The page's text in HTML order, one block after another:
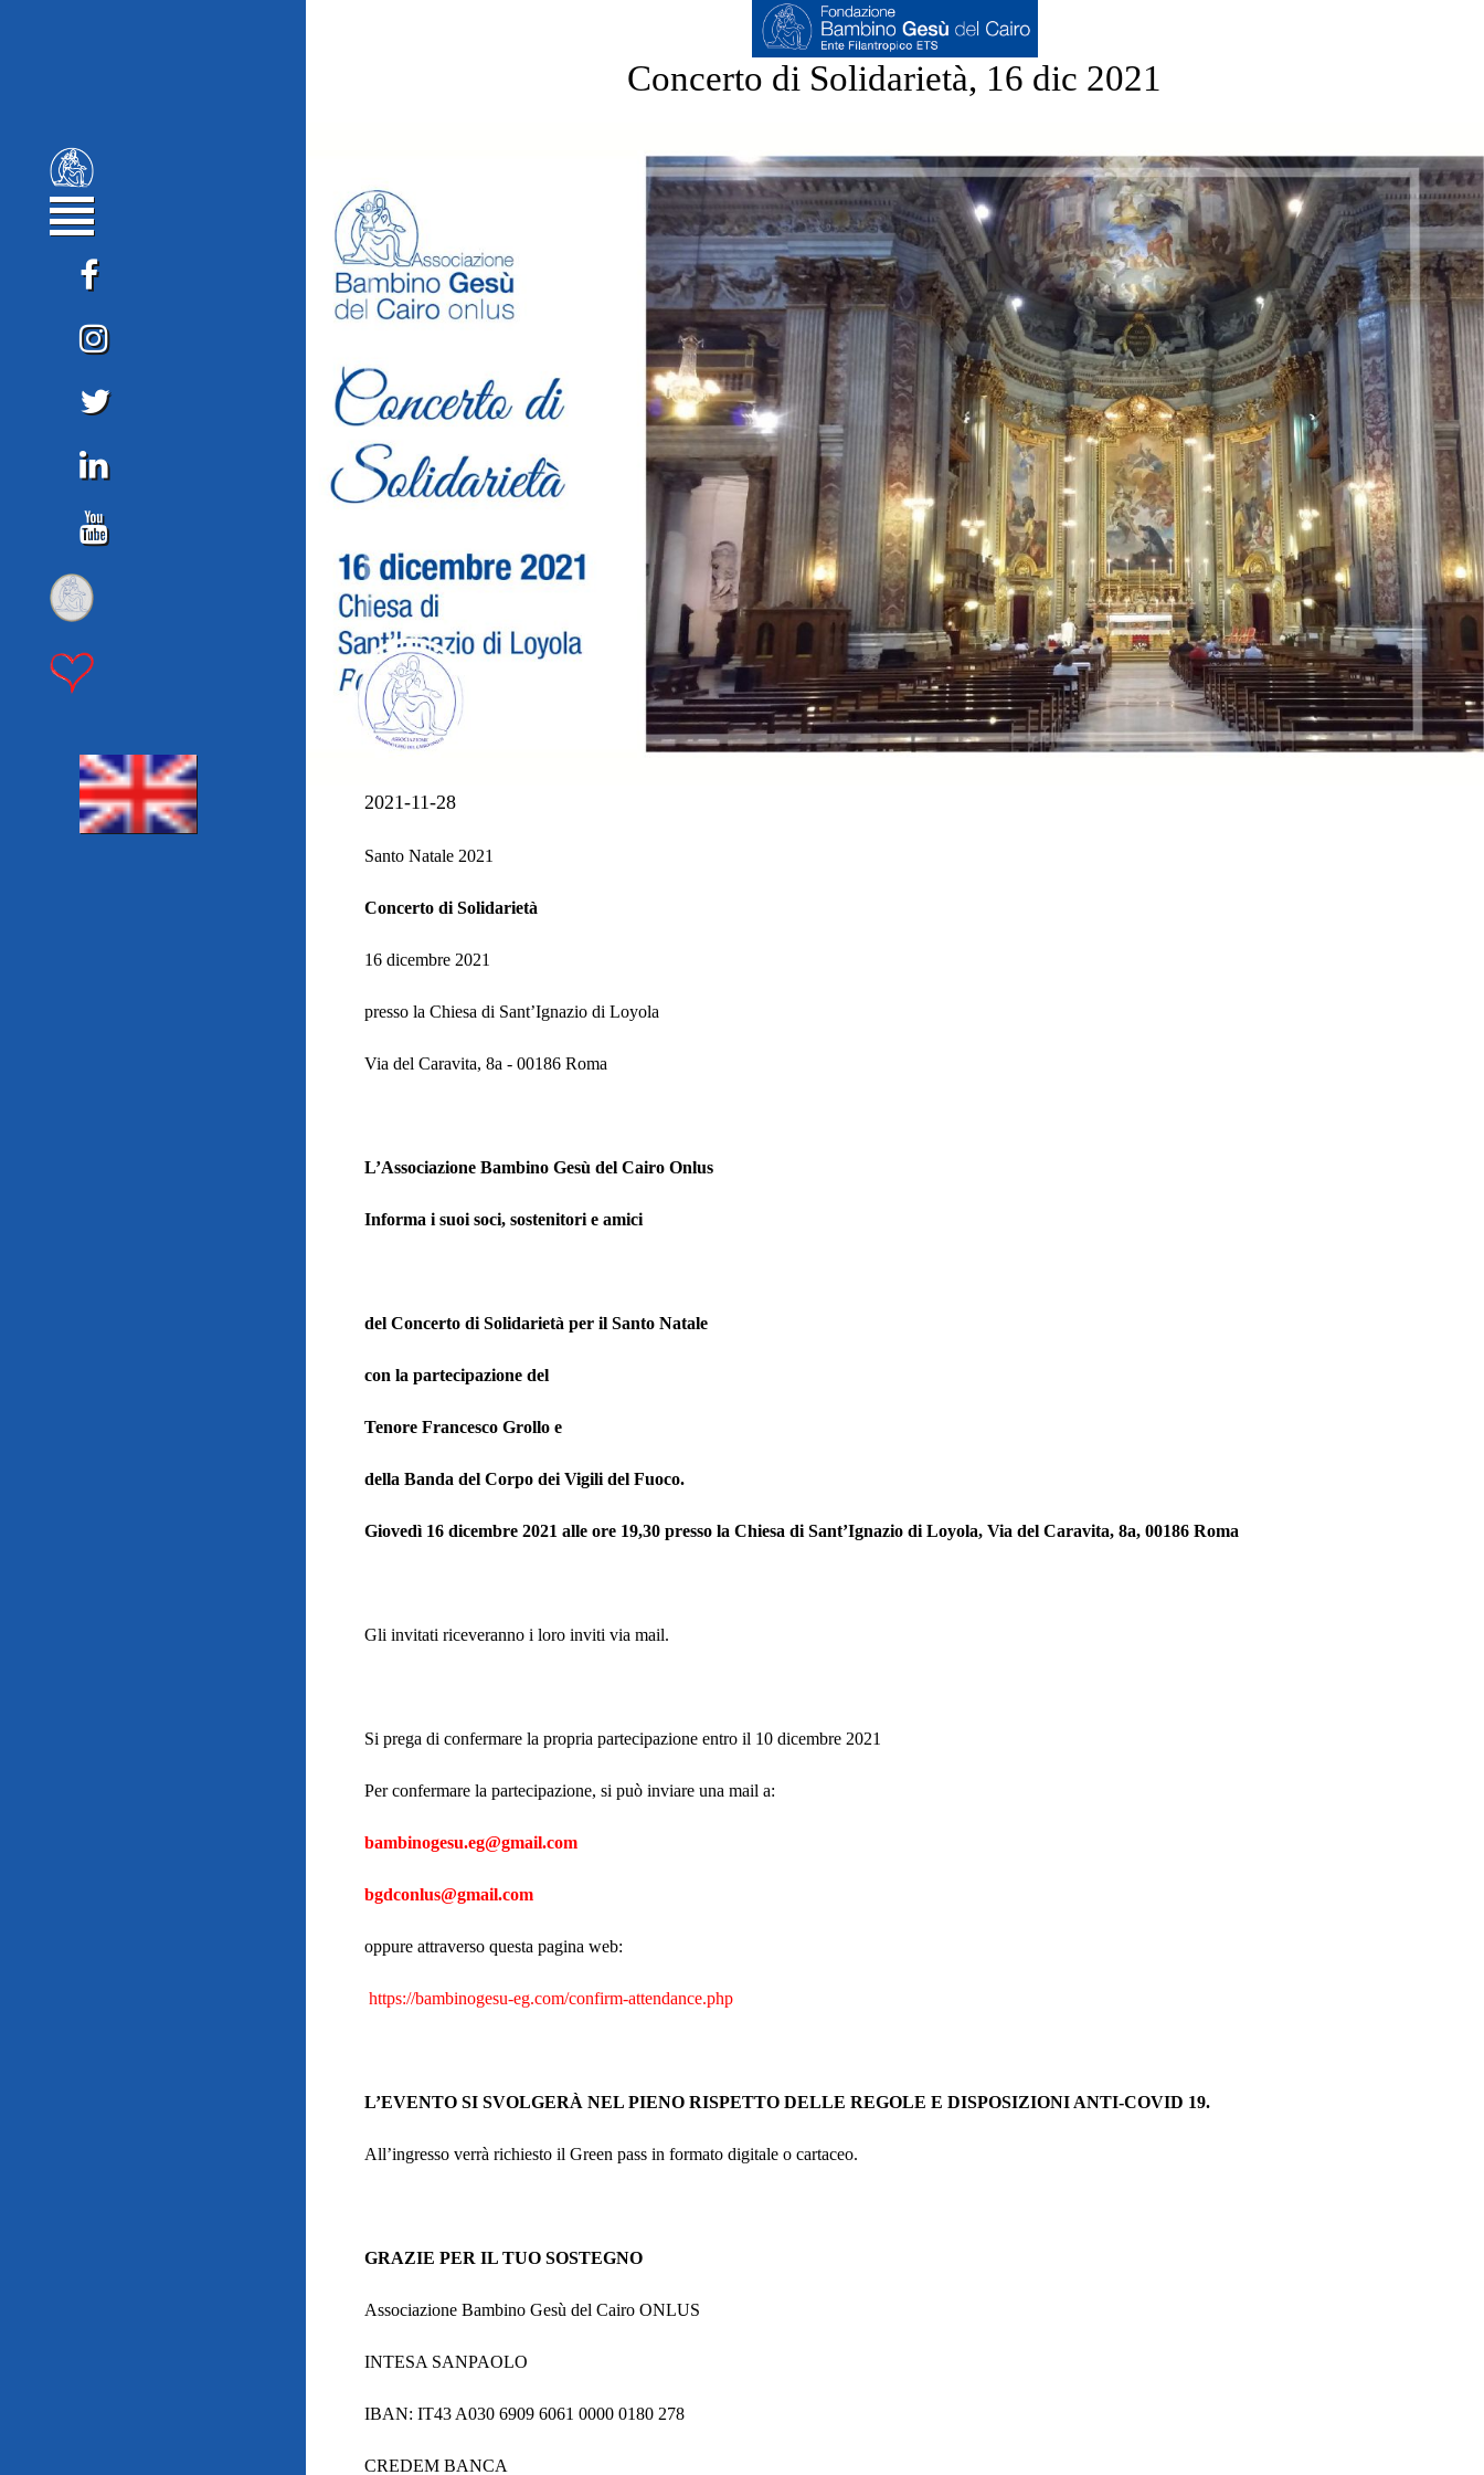
Concerto di Solidarietà, 16 dic 2021
2021-11-28
Santo Natale 2021
Concerto di Solidarietà
16 dicembre 2021
presso la Chiesa di Sant’Ignazio di Loyola
Via del Caravita, 8a - 00186 Roma
L’Associazione Bambino Gesù del Cairo Onlus
Informa i suoi soci, sostenitori e amici
del Concerto di Solidarietà per il Santo Natale
con la partecipazione del
Tenore Francesco Grollo e
della Banda del Corpo dei Vigili del Fuoco.
Giovedì 16 dicembre 2021 alle ore 19,30 presso la Chiesa di Sant’Ignazio di Loyola, Via del Caravita, 8a, 00186 Roma
Gli invitati riceveranno i loro inviti via mail.
Si prega di confermare la propria partecipazione entro il 10 dicembre 2021
Per confermare la partecipazione, si può inviare una mail a:
bambinogesu.eg@gmail.com
bgdconlus@gmail.com
oppure attraverso questa pagina web:
https://bambinogesu-eg.com/confirm-attendance.php
L’EVENTO SI SVOLGERÀ NEL PIENO RISPETTO DELLE REGOLE E DISPOSIZIONI ANTI-COVID 19.
All’ingresso verrà richiesto il Green pass in formato digitale o cartaceo.
GRAZIE PER IL TUO SOSTEGNO
Associazione Bambino Gesù del Cairo ONLUS
INTESA SANPAOLO
IBAN: IT43 A030 6909 6061 0000 0180 278
CREDEM BANCA